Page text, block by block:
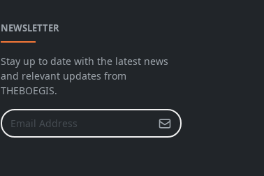
NEWSLETTER
Stay up to date with the latest news
and relevant updates from
THEBOEGIS.